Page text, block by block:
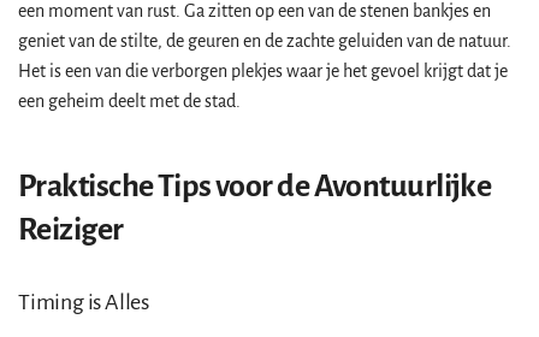
een moment van rust. Ga zitten op een van de stenen bankjes en
geniet van de stilte, de geuren en de zachte geluiden van de natuur.
Het is een van die verborgen plekjes waar je het gevoel krijgt dat je
een geheim deelt met de stad.
Praktische Tips voor de Avontuurlijke
Reiziger
Timing is Alles